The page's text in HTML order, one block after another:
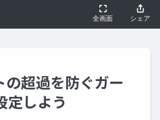
超過を防ぐガー
定しよう